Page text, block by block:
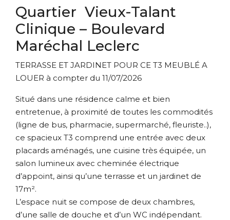
Quartier Vieux-Talant
Clinique – Boulevard
Maréchal Leclerc
TERRASSE ET JARDINET POUR CE T3 MEUBLÉ A
LOUER à compter du 11/07/2026
Situé dans une résidence calme et bien
entretenue, à proximité de toutes les commodités
(ligne de bus, pharmacie, supermarché, fleuriste..),
ce spacieux T3 comprend une entrée avec deux
placards aménagés, une cuisine très équipée, un
salon lumineux avec cheminée électrique
d’appoint, ainsi qu’une terrasse et un jardinet de
17m².
L’espace nuit se compose de deux chambres,
d’une salle de douche et d’un WC indépendant.